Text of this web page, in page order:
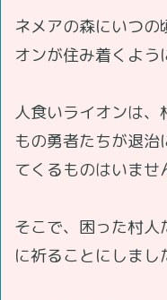
ネメアの森にいつ
オンが住み着くよう
人食いライオンは
もの勇者たちが退
てくるものはいませ
そこで、困った村人
に祈ることにしまし